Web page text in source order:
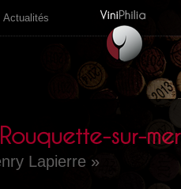
Actualités
sur-mer
Lapierre »